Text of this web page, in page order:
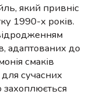
який привніс
1990-х років.
адаптованих до
смаків
сучасних
захоплюється